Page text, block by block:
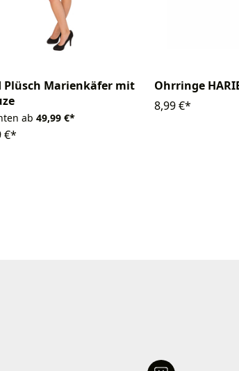
Plüsch Marienkäfer mit
ab 49,99 €*
€*
Ohrringe
8,99 €*